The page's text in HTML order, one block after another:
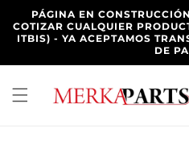
directamente
al contenido
PÁGINA EN
COTIZAR CUALQUIER
ITBIS) - YA ACEPTAMOS
DE